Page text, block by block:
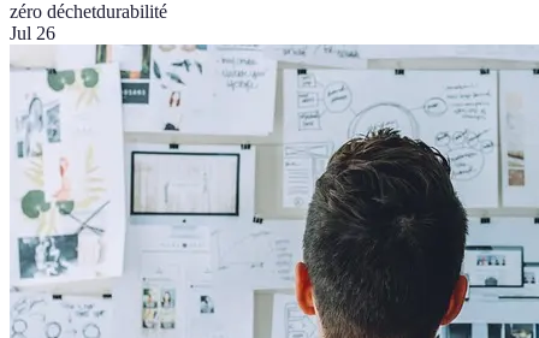
zéro déchetdurabilité
Jul 26